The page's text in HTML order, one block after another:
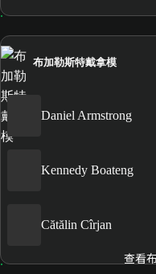
布加勒斯特戴拿模
Daniel Armstrong
Kennedy Boateng
Cătălin Cîrjan
查看